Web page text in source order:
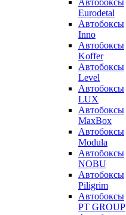
Автобоксы
Eurodetal
Автобоксы
Inno
Автобоксы
Koffer
Автобоксы
Level
Автобоксы
LUX
Автобоксы
MaxBox
Автобоксы
Modula
Автобоксы
NOBU
Автобоксы
Piligrim
Автобоксы
PT GROUP